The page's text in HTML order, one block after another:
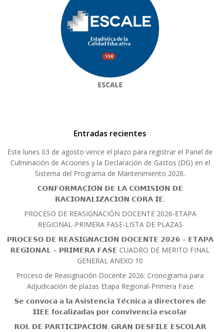
ESCALE
Entradas recientes
Este lunes 03 de agosto vence el plazo para registrar el Panel de
Culminación de Acciones y la Declaración de Gastos (DG) en el
Sistema del Programa de Mantenimiento 2026.
𝗖𝗢𝗡𝗙𝗢𝗥𝗠𝗔𝗖𝗜𝗢́𝗡 𝗗𝗘 𝗟𝗔 𝗖𝗢𝗠𝗜𝗦𝗜𝗢́𝗡 𝗗𝗘
𝗥𝗔𝗖𝗜𝗢𝗡𝗔𝗟𝗜𝗭𝗔𝗖𝗜𝗢́𝗡 𝗖𝗢𝗥𝗔 𝗜𝗘.
PROCESO DE REASIGNACIÓN DOCENTE 2026-ETAPA
REGIONAL-PRIMERA FASE-LISTA DE PLAZAS
𝗣𝗥𝗢𝗖𝗘𝗦𝗢 𝗗𝗘 𝗥𝗘𝗔𝗦𝗜𝗚𝗡𝗔𝗖𝗜𝗢́𝗡 𝗗𝗢𝗖𝗘𝗡𝗧𝗘 𝟮𝟬𝟮𝟲 – 𝗘𝗧𝗔𝗣𝗔
𝗥𝗘𝗚𝗜𝗢𝗡𝗔𝗟 – 𝗣𝗥𝗜𝗠𝗘𝗥𝗔 𝗙𝗔𝗦𝗘 CUADRO DE MERITO FINAL
GENERAL ANEXO 10
Proceso de Reasignación Docente 2026: Cronograma para
Adjudicación de plazas Etapa Regional-Primera Fase
𝗦𝗲 𝗰𝗼𝗻𝘃𝗼𝗰𝗮 𝗮 𝗹𝗮 𝗔𝘀𝗶𝘀𝘁𝗲𝗻𝗰𝗶𝗮 𝗧𝗲́𝗰𝗻𝗶𝗰𝗮 𝗮 𝗱𝗶𝗿𝗲𝗰𝘁𝗼𝗿𝗲𝘀 𝗱𝗲
𝗜𝗜𝗘𝗘 𝗳𝗼𝗰𝗮𝗹𝗶𝘇𝗮𝗱𝗮𝘀 𝗽𝗼𝗿 𝗰𝗼𝗻𝘃𝗶𝘃𝗲𝗻𝗰𝗶𝗮 𝗲𝘀𝗰𝗼𝗹𝗮𝗿
𝗥𝗢𝗟 𝗗𝗘 𝗣𝗔𝗥𝗧𝗜𝗖𝗜𝗣𝗔𝗖𝗜𝗢́𝗡: 𝗚𝗥𝗔𝗡 𝗗𝗘𝗦𝗙𝗜𝗟𝗘 𝗘𝗦𝗖𝗢𝗟𝗔𝗥